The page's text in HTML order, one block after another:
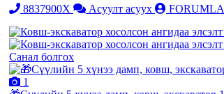
8837900X
Асуулт асуух
Санал болгох
1